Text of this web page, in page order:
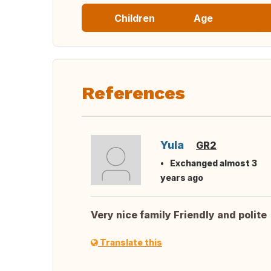
Children Age
References
Yula GR2
Exchanged almost 3
years ago
Very nice family Friendly and polite
Translate this